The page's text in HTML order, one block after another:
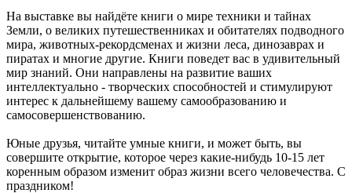
На выставке вы найдёте книги о мире техники и тайнах
Земли, о великих путешественниках и обитателях подводного
мира, животных-рекордсменах и жизни леса, динозаврах и
пиратах и многие другие. Книги поведет вас в удивительный
мир знаний. Они направлены на развитие ваших
интеллектуально - творческих способностей и стимулируют
интерес к дальнейшему вашему самообразованию и
самосовершенствованию.
Юные друзья, читайте умные книги, и может быть, вы
совершите открытие, которое через какие-нибудь 10-15 лет
коренным образом изменит образ жизни всего человечества. С
праздником!